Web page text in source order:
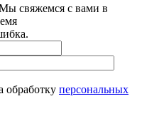
свяжемся с вами в
обработку персональныx